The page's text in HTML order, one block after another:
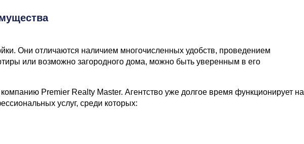
Они отличаются наличием многочисленных удобств, проведением
или возможно загородного дома, можно быть уверенным в его
Premier Realty Master. Агентство уже долгое время функционирует на
услуг, среди которых: